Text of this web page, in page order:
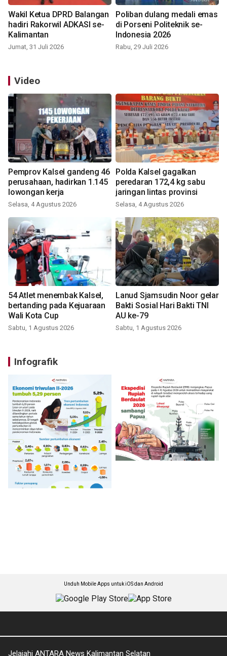
Wakil Ketua DPRD Balangan
hadiri Rakorwil ADKASI se-
Kalimantan
Jumat, 31 Juli 2026
Poliban dulang medali emas
di Porseni Politeknik se-
Indonesia 2026
Rabu, 29 Juli 2026
Video
Pemprov Kalsel gandeng 46
perusahaan, hadirkan 1.145
lowongan kerja
Selasa, 4 Agustus 2026
Polda Kalsel gagalkan
peredaran 172,4 kg sabu
jaringan lintas provinsi
Selasa, 4 Agustus 2026
54 Atlet menembak Kalsel,
bertanding pada Kejuaraan
Wali Kota Cup
Sabtu, 1 Agustus 2026
Lanud Sjamsudin Noor gelar
Bakti Sosial Hari Bakti TNI
AU ke-79
Sabtu, 1 Agustus 2026
Infografik
Unduh Mobile Apps untuk iOS dan Android
Jelajahi ANTARA News Kalimantan Selatan